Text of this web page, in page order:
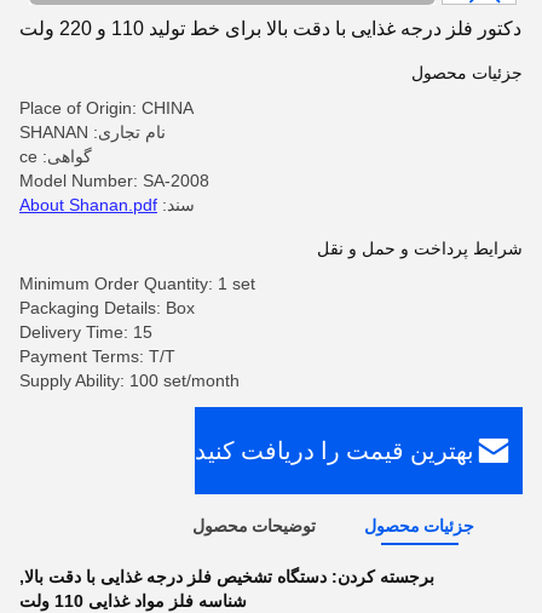
دکتور فلز درجه غذایی با دقت بالا برای خط تولید 110 و 220 ولت
جزئیات محصول
Place of Origin: CHINA
نام تجاری: SHANAN
گواهی: ce
Model Number: SA-2008
سند: About Shanan.pdf
شرایط پرداخت و حمل و نقل
Minimum Order Quantity: 1 set
Packaging Details: Box
Delivery Time: 15
Payment Terms: T/T
Supply Ability: 100 set/month
بهترین قیمت را دریافت کنید
جزئیات محصول توضیحات محصول
برجسته کردن: دستگاه تشخیص فلز درجه غذایی با دقت بالا,
شناسه فلز مواد غذایی 110 ولت